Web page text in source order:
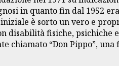
in quanto fin dal 1952
è sorto un vero e
fisiche, psichiche
chiamato “Don Pippo”,